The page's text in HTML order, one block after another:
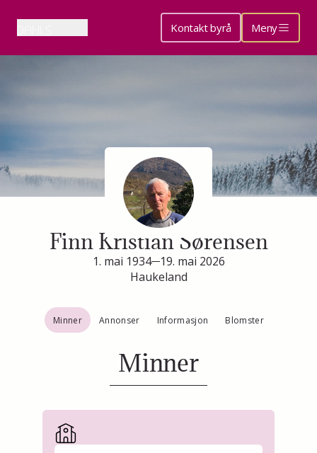
Kontakt byrå Meny
Minneside for
Finn Kristian Sørensen
1. mai 1934 19. mai 2026
Haukeland
Minner Annonser Informasjon Blomster
Minner